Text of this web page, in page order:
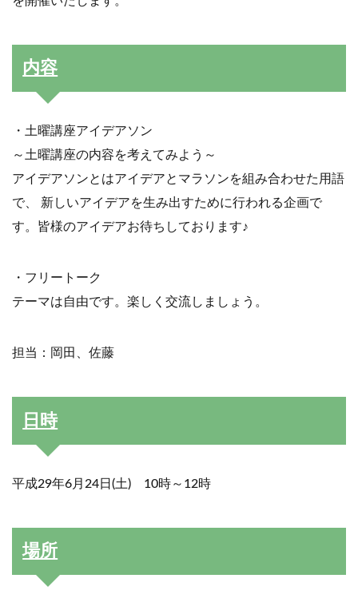
内容
・土曜講座アイデアソン
～土曜講座の内容を考えてみよう～
アイデアソンとはアイデアとマラソンを組み合わせた用語
で、 新しいアイデアを生み出すために行われる企画で
す。皆様のアイデアお待ちしております♪
・フリートーク
テーマは自由です。楽しく交流しましょう。
担当：岡田、佐藤
日時
平成29年6月24日(土) 10時～12時
場所